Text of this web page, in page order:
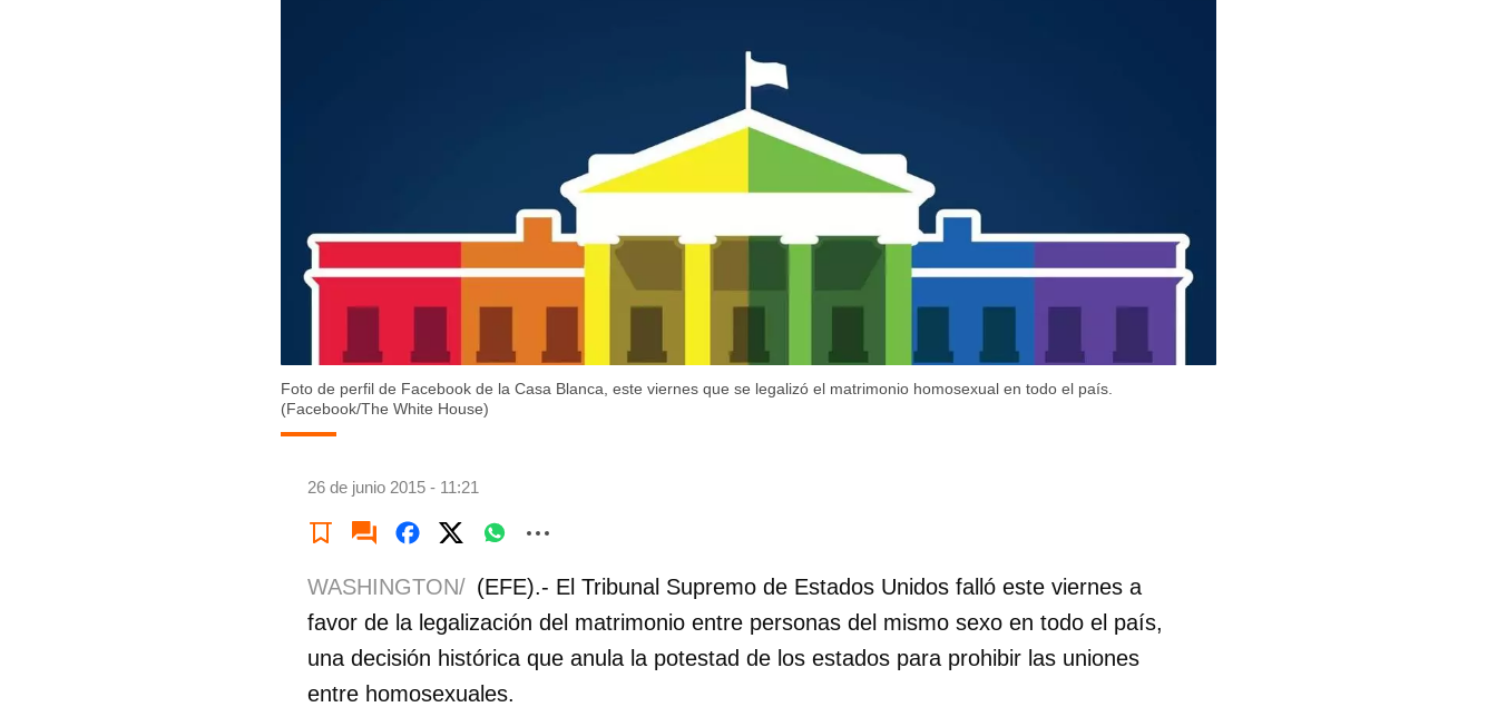
Foto de perfil de Facebook de la Casa Blanca, este viernes que se legalizó el matrimonio homosexual en todo el país.
(Facebook/The White House)
26 de junio 2015 - 11:21
WASHINGTON/ (EFE).- El Tribunal Supremo de Estados Unidos falló este viernes a
favor de la legalización del matrimonio entre personas del mismo sexo en todo el país,
una decisión histórica que anula la potestad de los estados para prohibir las uniones
entre homosexuales.